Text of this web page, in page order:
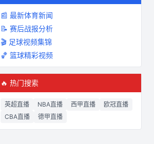
📰 最新体育新闻
📝 赛后战报分析
🎬 足球视频集锦
🏀 篮球精彩视频
🔥 热门搜索
英超直播 NBA直播 西甲直播
欧冠直播
CBA直播
德甲直播